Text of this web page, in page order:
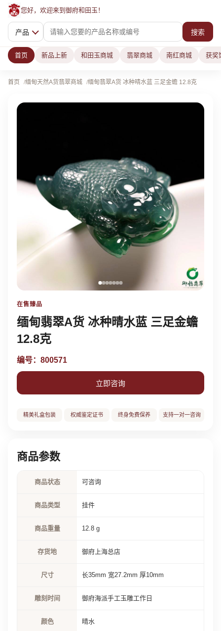
您好，欢迎来到御府和田玉！
产品 搜索
首页 新品上新 和田玉商城 翡翠商城 南红商城 获奖
首页 缅甸天然A货翡翠商城 缅甸翡翠A货 冰种晴水蓝 三足金蟾 12.8克
在售臻品
缅甸翡翠A货 冰种晴水蓝 三足金蟾
12.8克
编号：800571
立即咨询
精美礼盒包装 权威鉴定证书 终身免费保养 支持一对一咨询
商品参数
商品状态 可咨询
商品类型 挂件
商品重量 12.8 g
存货地 御府上海总店
尺寸 长35mm 宽27.2mm 厚10mm
雕刻时间 御府海派手工玉雕工作日
颜色 晴水